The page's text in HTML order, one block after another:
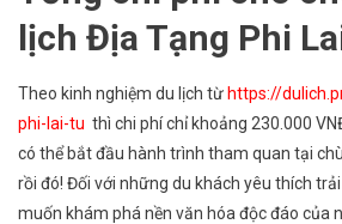
lịch Địa Tạng Phi
Theo kinh nghiệm du lịch từ https://
phi-lai-tu thì chi phí chỉ khoảng 230.000
có thể bắt đầu hành trình tham quan tại
rồi đó! Đối với những du khách yêu thích
muốn khám phá nền văn hóa độc đáo của